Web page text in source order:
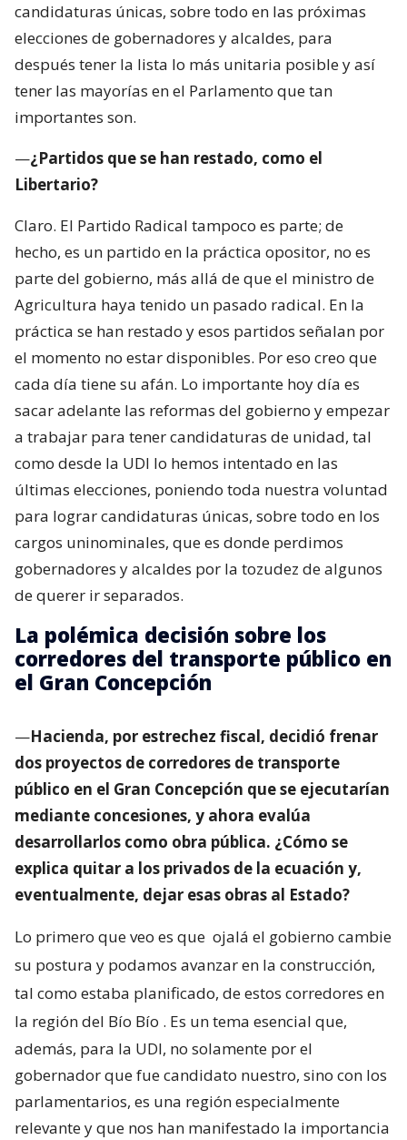
candidaturas únicas, sobre todo en las próximas
elecciones de gobernadores y alcaldes, para
después tener la lista lo más unitaria posible y así
tener las mayorías en el Parlamento que tan
importantes son.
—¿Partidos que se han restado, como el
Libertario?
Claro. El Partido Radical tampoco es parte; de
hecho, es un partido en la práctica opositor, no es
parte del gobierno, más allá de que el ministro de
Agricultura haya tenido un pasado radical. En la
práctica se han restado y esos partidos señalan por
el momento no estar disponibles. Por eso creo que
cada día tiene su afán. Lo importante hoy día es
sacar adelante las reformas del gobierno y empezar
a trabajar para tener candidaturas de unidad, tal
como desde la UDI lo hemos intentado en las
últimas elecciones, poniendo toda nuestra voluntad
para lograr candidaturas únicas, sobre todo en los
cargos uninominales, que es donde perdimos
gobernadores y alcaldes por la tozudez de algunos
de querer ir separados.
La polémica decisión sobre los
corredores del transporte público en
el Gran Concepción
—Hacienda, por estrechez fiscal, decidió frenar
dos proyectos de corredores de transporte
público en el Gran Concepción que se ejecutarían
mediante concesiones, y ahora evalúa
desarrollarlos como obra pública. ¿Cómo se
explica quitar a los privados de la ecuación y,
eventualmente, dejar esas obras al Estado?
Lo primero que veo es que ojalá el gobierno cambie
su postura y podamos avanzar en la construcción,
tal como estaba planificado, de estos corredores en
la región del Bío Bío . Es un tema esencial que,
además, para la UDI, no solamente por el
gobernador que fue candidato nuestro, sino con los
parlamentarios, es una región especialmente
relevante y que nos han manifestado la importancia